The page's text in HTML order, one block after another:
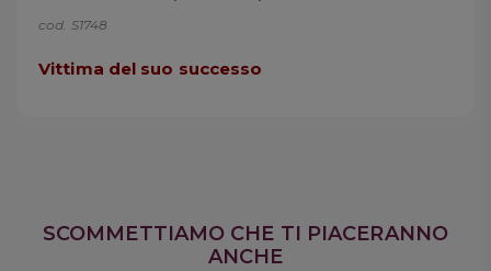
cod. S1748
Vittima del suo successo
SCOMMETTIAMO CHE TI PIACERANNO
ANCHE